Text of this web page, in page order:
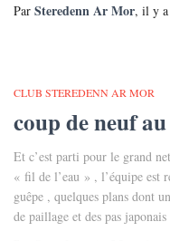
Par Steredenn Ar Mor, il y a
CLUB STEREDENN AR MOR
coup de neuf
Et c’est parti pour le grand
« fil de l’eau » , l’équipe est
guêpe , quelques plans dont
de paillage et des pas